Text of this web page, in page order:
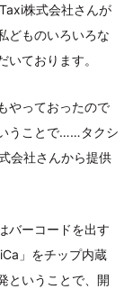
株式会社さんが
どものいろいろな
ております。
やっておったので
うことで……タクシ
会社さんから提供
バーコードを出す
」をチップ内蔵
ということで、開